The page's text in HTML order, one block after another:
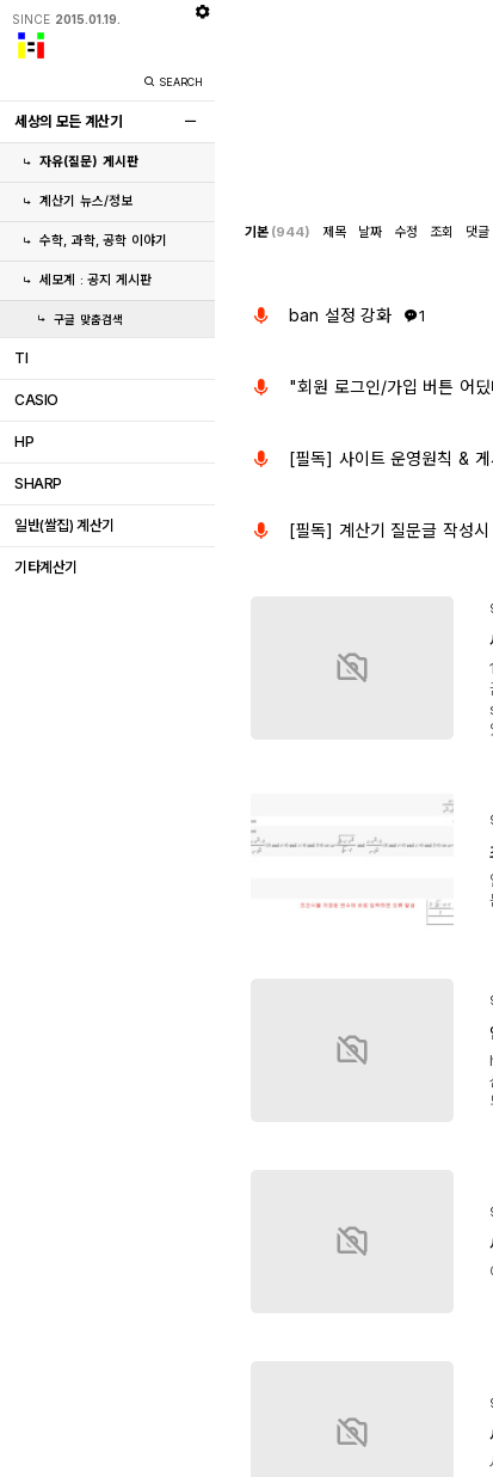
SINCE 2015.01.19.
SEARCH
세상의 모든 계산기
자유(질문) 게시판
계산기 뉴스/정보
수학, 과학, 공학 이야기
세모계 : 공지 게시판
구글 맞춤검색
TI
CASIO
HP
SHARP
일반(쌀집) 계산기
기타계산기
기본 (944) 제목 날짜 수정 조회 댓글
ban 설정 강화 1
"회원 로그인/가입 버튼 어
[필독] 사이트 운영원칙 &
[필독] 계산기 질문글 작성